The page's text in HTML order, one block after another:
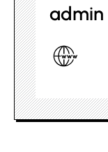
admin